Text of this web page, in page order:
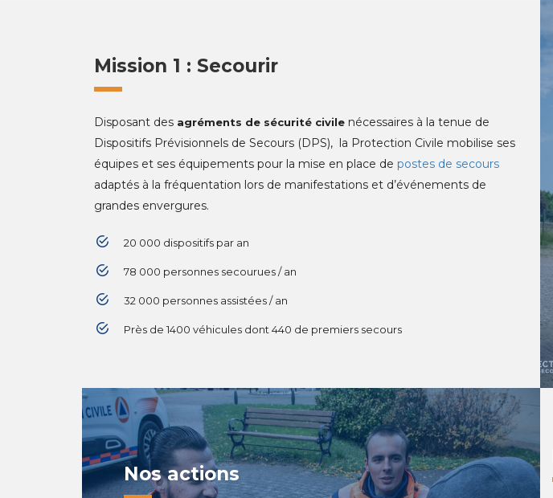
Mission 1 : Secourir
Disposant des agréments de sécurité civile nécessaires à la tenue de
Dispositifs Prévisionnels de Secours (DPS), la Protection Civile mobilise ses
équipes et ses équipements pour la mise en place de postes de secours
adaptés à la fréquentation lors de manifestations et d’événements de
grandes envergures.
20 000 dispositifs par an
78 000 personnes secourues / an
32 000 personnes assistées / an
Près de 1400 véhicules dont 440 de premiers secours
Nos actions